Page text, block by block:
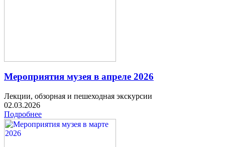
Мероприятия музея в апреле 2026
Лекции, обзорная и пешеходная экскурсии
02.03.2026
Подробнее